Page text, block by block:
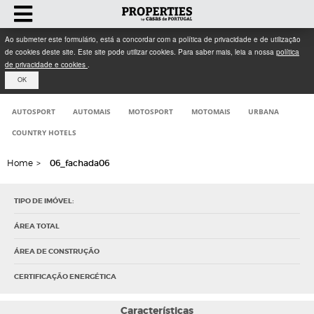
Ao submeter este formulário, está a concordar com a política de privacidade e de utilização
de cookies deste site. Este site pode utilizar cookies. Para saber mais, leia a nossa política
de privacidade e cookies .
OK
AUTOSPORT AUTOMAIS MOTOSPORT MOTOMAIS URBANA
COUNTRY HOTELS
Home > 06_fachada06
TIPO DE IMÓVEL:
ÁREA TOTAL
ÁREA DE CONSTRUÇÃO
CERTIFICAÇÃO ENERGÉTICA
Características